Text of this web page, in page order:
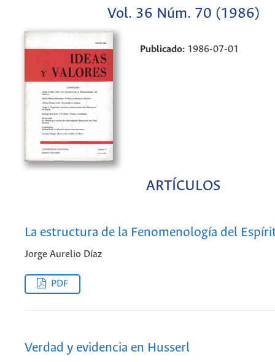
Vol. 36 Núm. 70 (1986)
Publicado: 1986-07-01
ARTÍCULOS
La estructura de la Fenomenología del
Jorge Aurelio Díaz
PDF
Verdad y evidencia en Husserl